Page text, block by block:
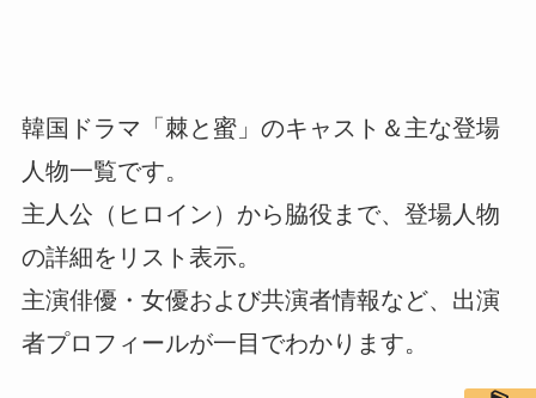
韓国ドラマ「棘と蜜」のキャスト＆主な登場
人物一覧です。
主人公（ヒロイン）から脇役まで、登場人物
の詳細をリスト表示。
主演俳優・女優および共演者情報など、出演
者プロフィールが一目でわかります。